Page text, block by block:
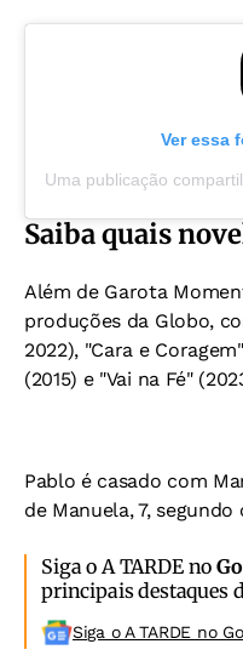
Ver essa
Saiba quais
Além de Garota
produções da Globo,
2022), "Cara e
(2015) e "Vai na Fé"
Pablo é casado com
de Manuela, 7,
Siga o A TARDE no
principais destaques
Siga o A TARDE no